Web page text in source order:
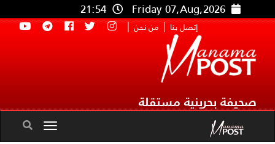
Friday 07,Aug,2026
21:54
إتصل بنا | من نحن |
صحيفة بحرينية مستقلة
Toggle